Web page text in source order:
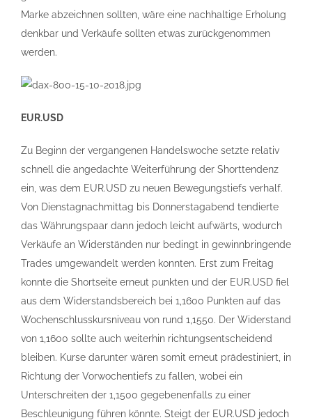
Marke abzeichnen sollten, wäre eine nachhaltige Erholung
denkbar und Verkäufe sollten etwas zurückgenommen
werden.
EUR.USD
Zu Beginn der vergangenen Handelswoche setzte relativ
schnell die angedachte Weiterführung der Shorttendenz
ein, was dem EUR.USD zu neuen Bewegungstiefs verhalf.
Von Dienstagnachmittag bis Donnerstagabend tendierte
das Währungspaar dann jedoch leicht aufwärts, wodurch
Verkäufe an Widerständen nur bedingt in gewinnbringende
Trades umgewandelt werden konnten. Erst zum Freitag
konnte die Shortseite erneut punkten und der EUR.USD fiel
aus dem Widerstandsbereich bei 1,1600 Punkten auf das
Wochenschlusskursniveau von rund 1,1550. Der Widerstand
von 1,1600 sollte auch weiterhin richtungsentscheidend
bleiben. Kurse darunter wären somit erneut prädestiniert, in
Richtung der Vorwochentiefs zu fallen, wobei ein
Unterschreiten der 1,1500 gegebenenfalls zu einer
Beschleunigung führen könnte. Steigt der EUR.USD jedoch